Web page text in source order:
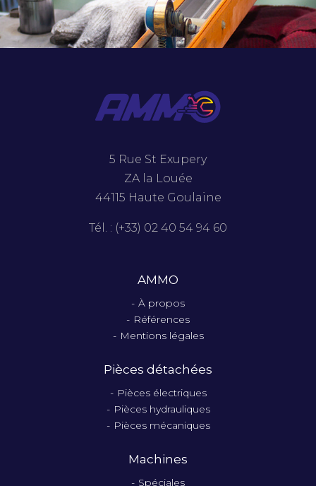
5 Rue St Exupery
ZA la Louée
44115 Haute Goulaine
Tél. : (+33) 02 40 54 94 60
AMMO
À propos
Références
Mentions légales
Pièces détachées
Pièces électriques
Pièces hydrauliques
Pièces mécaniques
Machines
Spéciales